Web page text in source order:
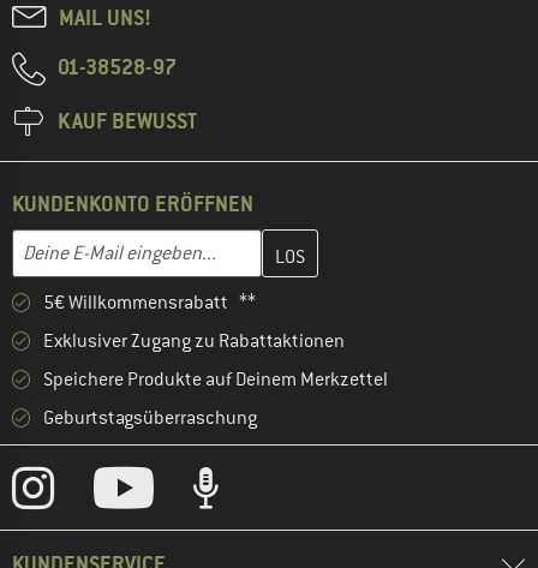
MAIL UNS!
01-38528-97
KAUF BEWUSST
KUNDENKONTO ERÖFFNEN
E-Mail-Adresse
Gib hier deine E-Mail-Adresse ein und erstelle im nächsten
5€ Willkommensrabatt **
Exklusiver Zugang zu Rabattaktionen
Speichere Produkte auf Deinem Merkzettel
Geburtstagsüberraschung